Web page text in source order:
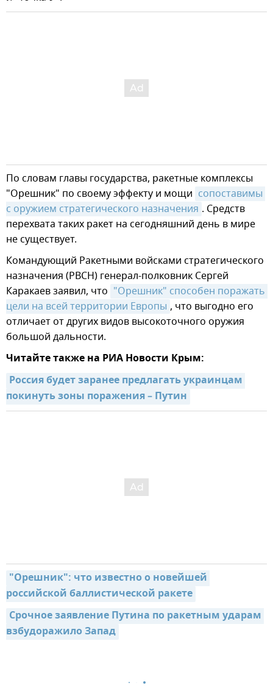
По словам главы государства, ракетные комплексы
"Орешник" по своему эффекту и мощи сопоставимы
с оружием стратегического назначения . Средств
перехвата таких ракет на сегодняшний день в мире
не существует.
Командующий Ракетными войсками стратегического
назначения (РВСН) генерал-полковник Сергей
Каракаев заявил, что "Орешник" способен поражать
цели на всей территории Европы , что выгодно его
отличает от других видов высокоточного оружия
большой дальности.
Читайте также на РИА Новости Крым:
Россия будет заранее предлагать украинцам
покинуть зоны поражения – Путин
"Орешник": что известно о новейшей
российской баллистической ракете
Срочное заявление Путина по ракетным ударам
взбудоражило Запад